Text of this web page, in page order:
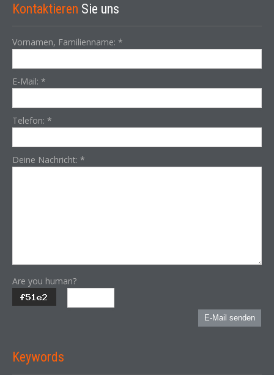
Kontaktieren Sie uns
Vornamen, Familienname: *
E-Mail: *
Telefon: *
Deine Nachricht: *
Are you human?
E-Mail senden
Keywords